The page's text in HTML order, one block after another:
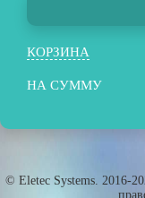
КОРЗИНА
НА СУММУ
© Eletec Systems. 2016-